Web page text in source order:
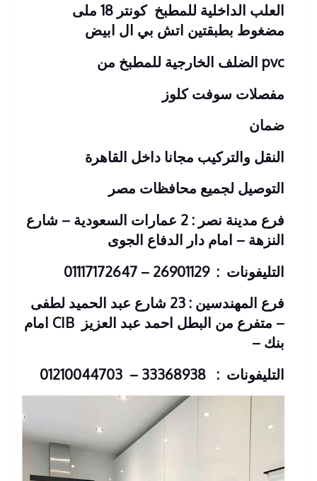
العلب الداخلية للمطبخ كونتر 18 ملى
مضغوط بطبقتين اتش بي ال ابيض
pvc الضلف الخارجية للمطبخ من
مفصلات سوفت كلوز
ضمان
النقل والتركيب مجانا داخل القاهرة
التوصيل لجميع محافظات مصر
فرع مدينة نصر : 2 عمارات السعودية – شارع
النزهة – امام دار الدفاع الجوى
التليفونات : 26901129 – 01117172647
فرع المهندسين : 23 شارع عبد الحميد لطفى
– متفرع من البطل احمد عبد العزيز
CIB امام
بنك –
التليفونات : 33368938 – 01210044703